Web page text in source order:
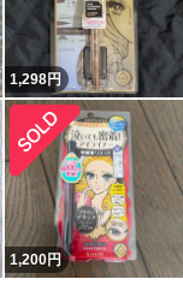
1,298円
1,200円